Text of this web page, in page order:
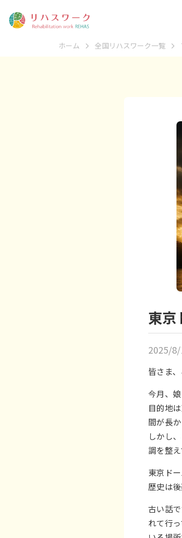
ホーム 全国リハスワーク一覧
東京
2025/
皆さま
今月、
目的地
間が長
しかし
調を整
東京ド
歴史は
古い話
れて行